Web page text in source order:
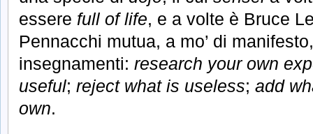
essere full of life, e a volte è Bruce
Pennacchi mutua, a mo’ di
insegnamenti: research your own
useful; reject what is useless; add
own.